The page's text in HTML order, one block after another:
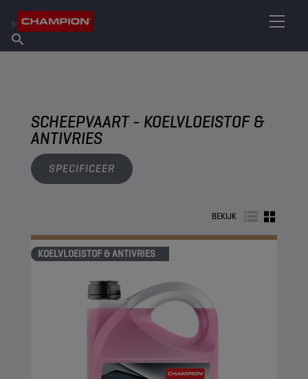
Over Champion
Vind een verkooppunt
SCHEEPVAART - KOELVLOEISTOF &
ANTIVRIES
SPECIFICEER
BEKIJK
KOELVLOEISTOF & ANTIVRIES